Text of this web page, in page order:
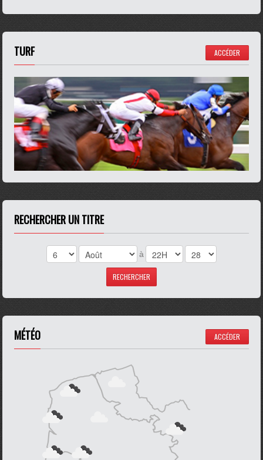
TURF ACCÉDER
RECHERCHER UN TITRE
à
MÉTÉO ACCÉDER